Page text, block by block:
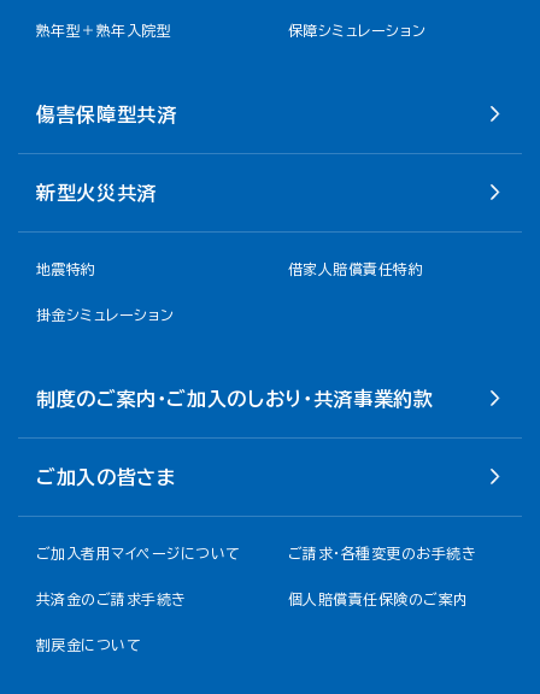
熟年型＋熟年入院型 保障シミュレーション
傷害保障型共済
新型火災共済
地震特約 借家人賠償責任特約
掛金シミュレーション
制度のご案内・ご加入のしおり・共済事業約款
ご加入の皆さま
ご加入者用マイページについて ご請求・各種変更のお手続き
共済金のご請求手続き 個人賠償責任保険のご案内
割戻金について​